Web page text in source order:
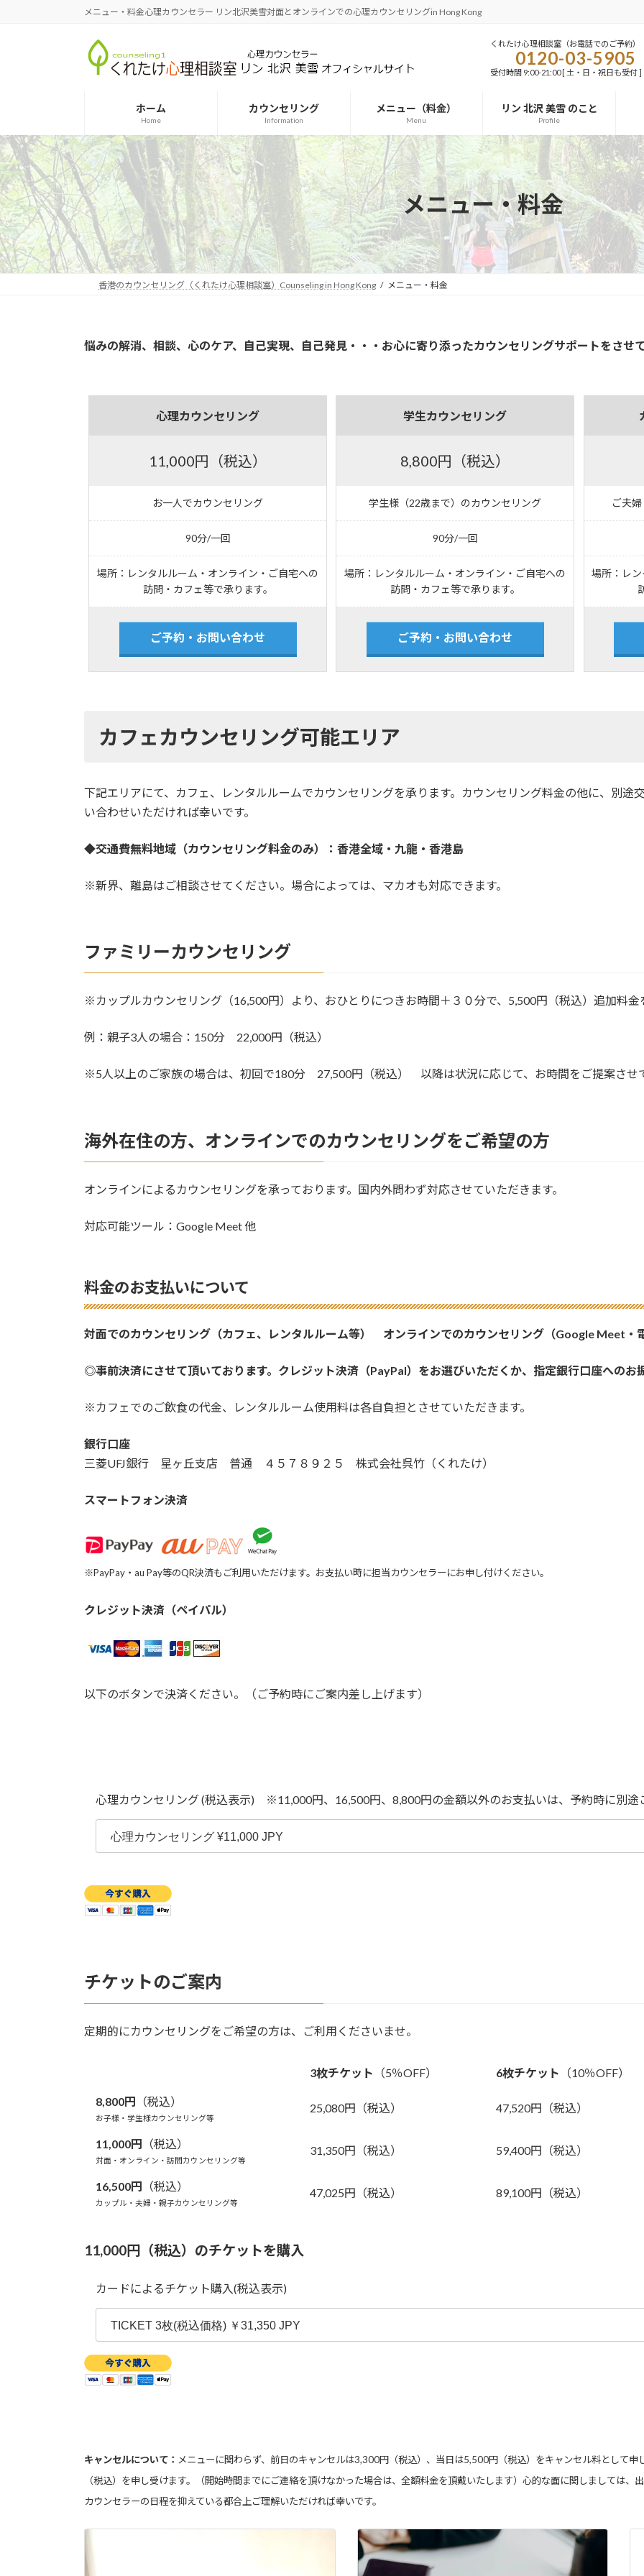
ッ
プ
移
動
メニュー・料金心理カウンセラー リン北沢美雪対面とオンラインでの心理カウンセリングin Hong Kong
くれたけ心理相談室（お電話でのご予約）
0120-03-5905
受付時間 9:00-21:00 [ 土・日・祝日も受付 ]
ホーム
Home
カウンセリング
Information
メニュー（料金）
Menu
リン 北沢 美雪 のこと
Profile
メニュー・料金
香港のカウンセリング（くれたけ心理相談室）Counseling in Hong Kong メニュー・料金
悩みの解消、相談、心のケア、自己実現、自己発見・・・お心に寄り添ったカウンセリングサポートをさせて
心理カウンセリング
11,000円（税込）
お一人でカウンセリング
90分/一回
場所：レンタルルーム・オンライン・ご自宅への
訪問・カフェ等で承ります。
ご予約・お問い合わせ
学生カウンセリング
8,800円（税込）
学生様（22歳まで）のカウンセリング
90分/一回
場所：レンタルルーム・オンライン・ご自宅への
訪問・カフェ等で承ります。
ご予約・お問い合わせ
ご夫
場所：レ
カフェカウンセリング可能エリア
下記エリアにて、カフェ、レンタルルームでカウンセリングを承ります。カウンセリング料金の他に、別途
い合わせいただければ幸いです。
◆交通費無料地域（カウンセリング料金のみ）：香港全域・ 九龍・香港島
※新界、離島はご相談させてください。 場合によっては、マカオも対応できます。
ファミリーカウンセリング
※カップルカウンセリング（16,500円）より、おひとりにつきお時間＋３０分で、5,500円（税込）追加料金
例：親子3人の場合：150分 22,000円（税込）
※5人以上のご家族の場合は、初回で180分 27,500円（税込） 以降は状況に応じて、お時間をご提案させ
海外在住の方、オンラインでのカウンセリングをご希望の方
オンラインによるカウンセリングを承っております。国内外問わず対応させていただきます。
対応可能ツール：Google Meet 他
料金のお支払いについて
対面でのカウンセリング（カフェ、レンタルルーム等） オンラインでのカウンセリング（Google Meet・
◎事前決済にさせて頂いております。クレジット決済（PayPal）をお選びいただくか、指定銀行口座へのお
※カフェでのご飲食の代金、レンタルルーム使用料は各自負担とさせていただきます。
銀行口座
三菱UFJ銀行 星ヶ丘支店 普通 ４５７８９２５ 株式会社呉竹（くれたけ）
スマートフォン決済
※PayPay・au Pay等のQR決済もご利用いただけます。お支払い時に担当カウンセラーにお申し付けください。
クレジット決済（ペイパル）
以下のボタンで決済ください。（ご予約時にご案内差し上げます）
心理カウンセリング (税込表示) ※11,000円、16,500円、8,800円の金額以外のお支払いは、予約時に別途
チケットのご案内
定期的にカウンセリングをご希望の方は、ご利用くださいませ。
3枚チケット （5％OFF） 6枚チケット （10％OFF）
8,800円 （税込）
お子様・学生様カウンセリング等
25,080円（税込） 47,520円（税込）
11,000円 （税込）
対面・オンライン・訪問カウンセリング等
31,350円（税込） 59,400円（税込）
16,500円 （税込）
カップル・夫婦・親子カウンセリング等
47,025円（税込） 89,100円（税込）
11,000円（税込）のチケットを購入
カードによるチケット購入(税込表示)
キャンセルについて： メニューに関わらず、前日のキャンセルは3,300円（税込）、当日は5,500円（税込）をキャンセル料として
（税込）を申し受けます。（開始時間までにご連絡を頂けなかった場合は、全額料金を頂戴いたします）心的な面に関しましては、
カウンセラーの日程を抑えている都合上ご理解いただければ幸いです。